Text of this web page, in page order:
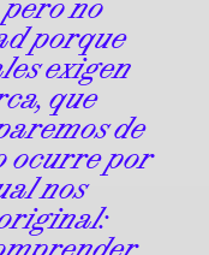
porque
exigen
que
de
ocurre por
nos